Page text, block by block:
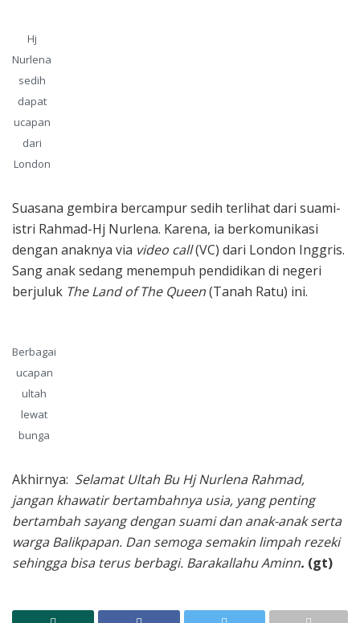
Hj
Nurlena
sedih
dapat
ucapan
dari
London
Suasana gembira bercampur sedih terlihat dari suami-
istri Rahmad-Hj Nurlena. Karena, ia berkomunikasi
dengan anaknya via video call(VC) dari London Inggris.
Sang anak sedang menempuh pendidikan di negeri
berjuluk The Land of The Queen(Tanah Ratu) ini.
Berbagai
ucapan
ultah
lewat
bunga
Akhirnya: Selamat Ultah Bu Hj Nurlena Rahmad,
jangan khawatir bertambahnya usia, yang penting
bertambah sayang dengan suami dan anak-anak serta
warga Balikpapan. Dan semoga semakin limpah rezeki
sehingga bisa terus berbagi. Barakallahu Aminn. (gt)